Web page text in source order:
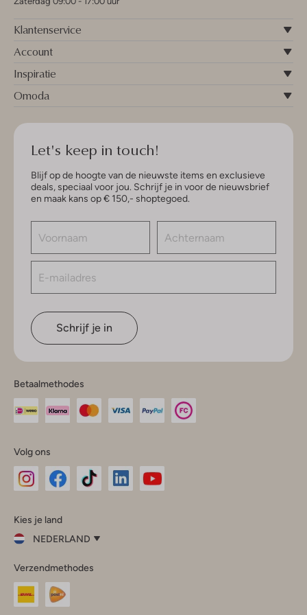
Klantenservice
Account
Inspiratie
Omoda
Let's keep in touch!
Blijf op de hoogte van de nieuwste items en exclusieve
deals, speciaal voor jou. Schrijf je in voor de nieuwsbrief
en maak kans op € 150,- shoptegoed.
Schrijf je in
Betaalmethodes
Volg ons
InstagramFacebook
Kies je land
NEDERLAND
je
land
Nederland
Verzendmethodes